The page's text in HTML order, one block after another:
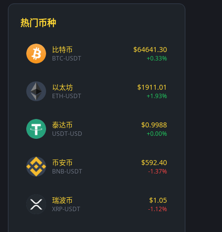
热门币种
比特币
BTC-USDT
$64641.30
+0.33%
以太坊
ETH-USDT
$1911.01
+1.93%
泰达币
USDT-USD
$0.9988
+0.00%
币安币
BNB-USDT
$592.40
-1.37%
瑞波币
XRP-USDT
$1.05
-1.12%